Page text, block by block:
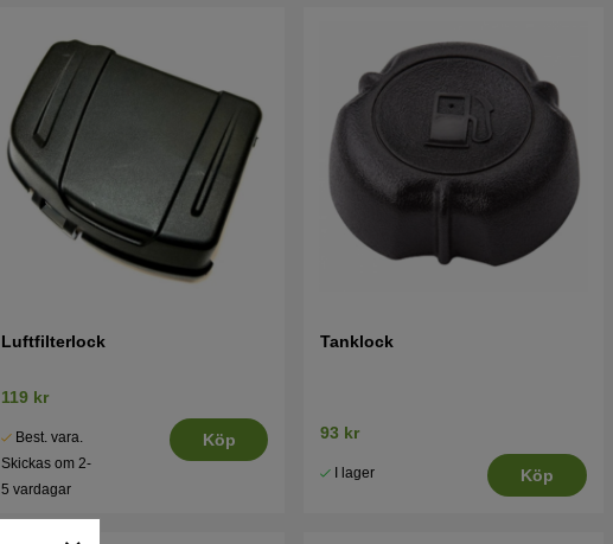
Luftfilterlock
119 kr
Best. vara.
Skickas om 2-
5 vardagar
Köp
Tanklock
93 kr
I lager Köp